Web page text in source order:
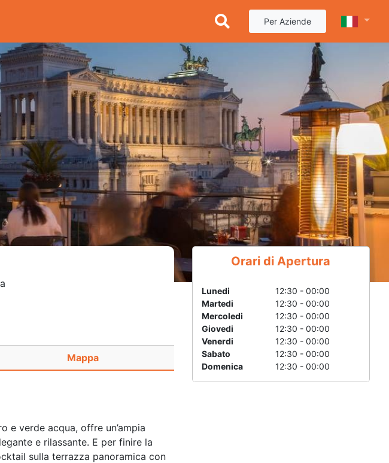
Per Aziende
Mappa
e verde acqua, offre un’ampia
e rilassante. E per finire la
sulla terrazza panoramica con
Orari di Apertura
Lunedi
12:30 - 00:00
Martedi
12:30 - 00:00
Mercoledi
12:30 - 00:00
Giovedi
12:30 - 00:00
Venerdi
12:30 - 00:00
Sabato
12:30 - 00:00
Domenica
12:30 - 00:00